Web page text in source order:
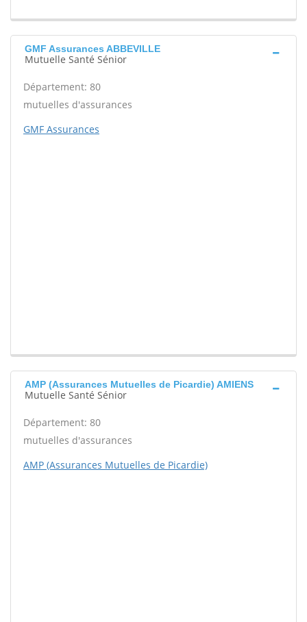
GMF Assurances ABBEVILLE
Mutuelle Santé Sénior
Département: 80
mutuelles d'assurances
GMF Assurances
AMP (Assurances Mutuelles de Picardie) AMIENS
Mutuelle Santé Sénior
Département: 80
mutuelles d'assurances
AMP (Assurances Mutuelles de Picardie)